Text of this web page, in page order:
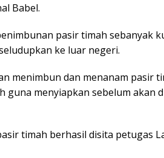
Babel.
pasir timah sebanyak
ke luar negeri.
menimbun dan menanam pasir
guna menyiapkan sebelum akan
timah berhasil disita petugas